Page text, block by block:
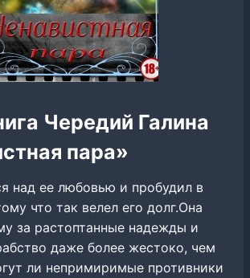
Чередий Галина
пара»
над ее любовью и пробудил в
что так велел его долг.Она
за растоптанные надежды и
даже более жестоко, чем
ли непримиримые противники